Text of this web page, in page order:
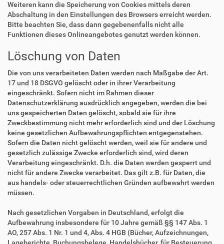
Weiteren kann die Speicherung von Cookies mittels deren
Abschaltung in den Einstellungen des Browsers erreicht werden.
Bitte beachten Sie, dass dann gegebenenfalls nicht alle
Funktionen dieses Onlineangebotes genutzt werden können.
Löschung von Daten
Die von uns verarbeiteten Daten werden nach Maßgabe der Art.
17 und 18 DSGVO gelöscht oder in ihrer Verarbeitung
eingeschränkt. Sofern nicht im Rahmen dieser
Datenschutzerklärung ausdrücklich angegeben, werden die bei
uns gespeicherten Daten gelöscht, sobald sie für ihre
Zweckbestimmung nicht mehr erforderlich sind und der Löschung
keine gesetzlichen Aufbewahrungspflichten entgegenstehen.
Sofern die Daten nicht gelöscht werden, weil sie für andere und
gesetzlich zulässige Zwecke erforderlich sind, wird deren
Verarbeitung eingeschränkt. D.h. die Daten werden gesperrt und
nicht für andere Zwecke verarbeitet. Das gilt z.B. für Daten, die
aus handels- oder steuerrechtlichen Gründen aufbewahrt werden
müssen.
Nach gesetzlichen Vorgaben in Deutschland, erfolgt die
Aufbewahrung insbesondere für 10 Jahre gemäß §§ 147 Abs. 1
AO, 257 Abs. 1 Nr. 1 und 4, Abs. 4 HGB (Bücher, Aufzeichnungen,